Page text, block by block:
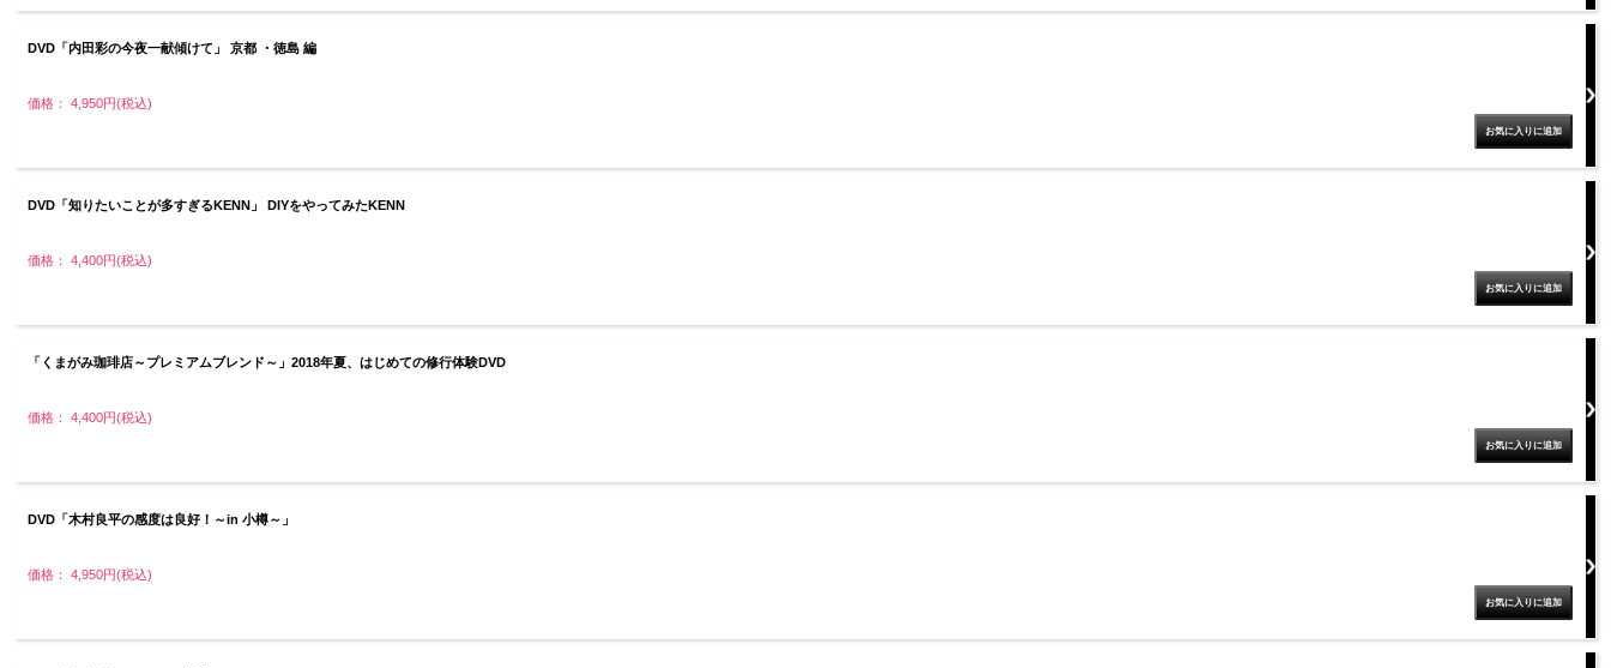
DVD「内田彩の今夜一献傾けて」 京都 ・徳島 編
価格： 4,950円(税込)
DVD「知りたいことが多すぎるKENN」 DIYをやってみたKENN
価格： 4,400円(税込)
「くまがみ珈琲店～プレミアムブレンド～」2018年夏、はじめての修行体験DVD
価格： 4,400円(税込)
DVD「木村良平の感度は良好！～in 小樽～」
価格： 4,950円(税込)